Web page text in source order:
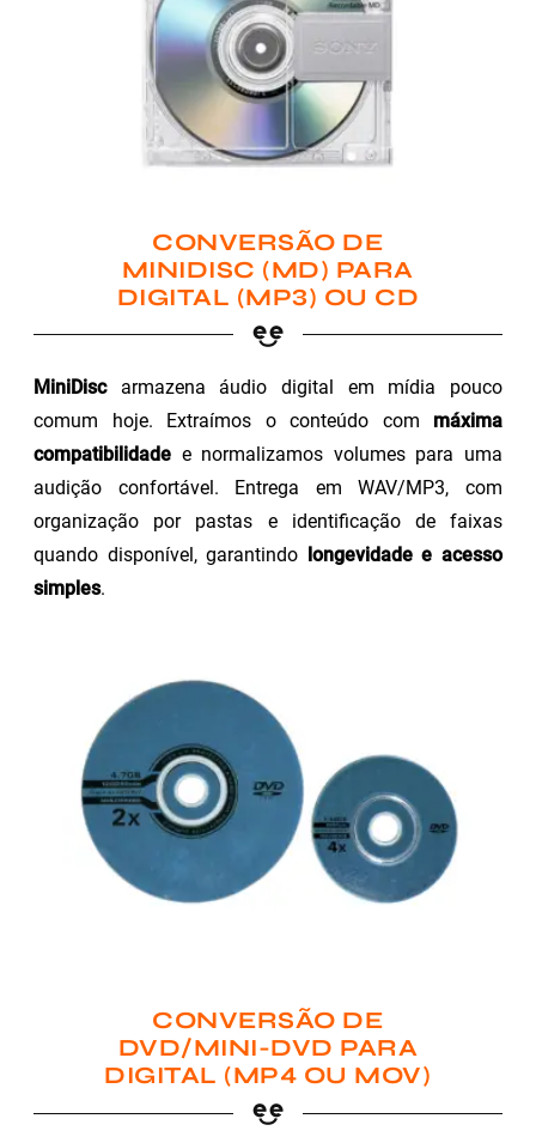
CONVERSÃO DE
MINIDISC (MD) PARA
DIGITAL (MP3) OU CD
MiniDiscarmazena áudio digital em mídia pouco
comum hoje. Extraímos o conteúdo com máxima
compatibilidade e normalizamos volumes para uma
audição confortável. Entrega em WAV/MP3, com
organização por pastas e identificação de faixas
quando disponível, garantindo longevidade e acesso
simples.
CONVERSÃO DE
DVD/MINI-DVD PARA
DIGITAL (MP4 OU MOV)